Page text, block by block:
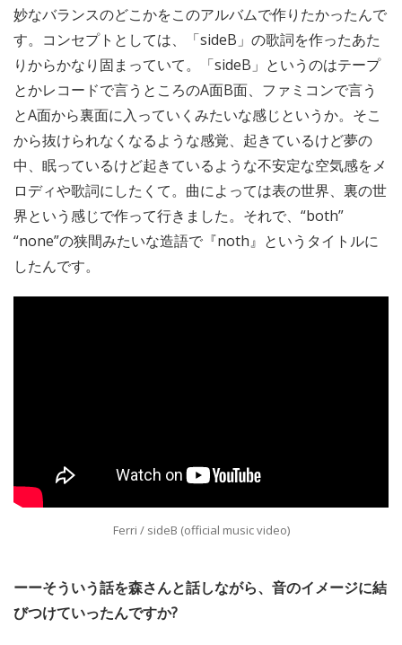
妙なバランスのどこかをこのアルバムで作りたかったんで
す。コンセプトとしては、「sideB」の歌詞を作ったあた
りからかなり固まっていて。「sideB」というのはテープ
とかレコードで言うところのA面B面、ファミコンで言う
とA面から裏面に入っていくみたいな感じというか。そこ
から抜けられなくなるような感覚、起きているけど夢の
中、眠っているけど起きているような不安定な空気感をメ
ロディや歌詞にしたくて。曲によっては表の世界、裏の世
界という感じで作って行きました。それで、“both”
“none”の狭間みたいな造語で『noth』というタイトルに
したんです。
Ferri / sideB (official music video)
ーーそういう話を森さんと話しながら、音のイメージに結
びつけていったんですか?